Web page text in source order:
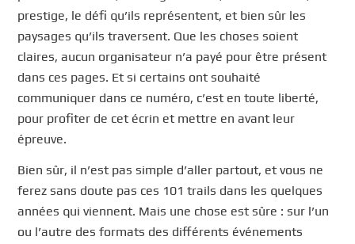
prestige, le défi qu’ils représentent, et bien sûr les
paysages qu’ils traversent. Que les choses soient
claires, aucun organisateur n’a payé pour être présent
dans ces pages. Et si certains ont souhaité
communiquer dans ce numéro, c’est en toute liberté,
pour profiter de cet écrin et mettre en avant leur
épreuve.
Bien sûr, il n’est pas simple d’aller partout, et vous ne
ferez sans doute pas ces 101 trails dans les quelques
années qui viennent. Mais une chose est sûre : sur l’un
ou l’autre des formats des différents événements